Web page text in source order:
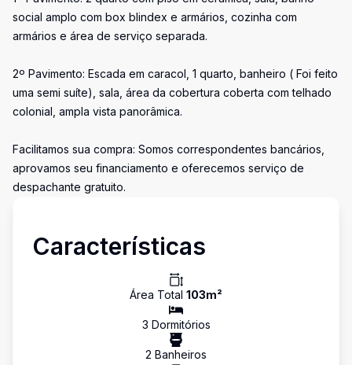
social amplo com box blindex e armários, cozinha com
armários e área de serviço separada.
2º Pavimento: Escada em caracol, 1 quarto, banheiro ( Foi feito
uma semi suíte), sala, área da cobertura coberta com telhado
colonial, ampla vista panorâmica.
Facilitamos sua compra: Somos correspondentes bancários,
aprovamos seu financiamento e oferecemos serviço de
despachante gratuito.
Características
Área Total 103m²
3 Dormitórios
2 Banheiros